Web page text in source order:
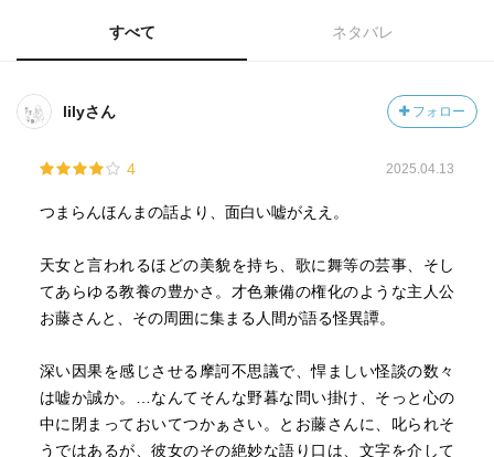
すべて ネタバレ
lilyさん フォロー
4 2025.04.13
つまらんほんまの話より、面白い嘘がええ。
天女と言われるほどの美貌を持ち、歌に舞等の芸事、そし
てあらゆる教養の豊かさ。才色兼備の権化のような主人公
お藤さんと、その周囲に集まる人間が語る怪異譚。
深い因果を感じさせる摩訶不思議で、悍ましい怪談の数々
は嘘か誠か。…なんてそんな野暮な問い掛け、そっと心の
中に閉まっておいてつかぁさい。とお藤さんに、叱られそ
うではあるが、彼女のその絶妙な語り口は、文字を介して